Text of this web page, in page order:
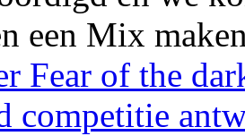
een Mix
Fear of the
competitie